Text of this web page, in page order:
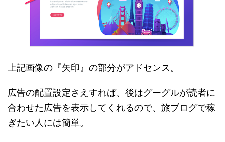
上記画像の『矢印』の部分がアドセンス。
広告の配置設定さえすれば、後はグーグルが読者に
合わせた広告を表示してくれるので、旅ブログで稼
ぎたい人には簡単。